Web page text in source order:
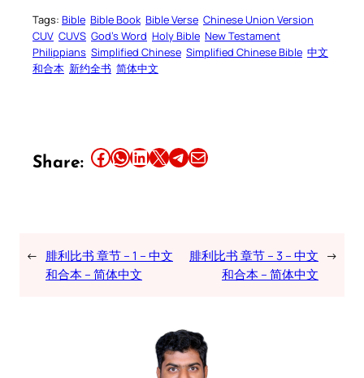
Tags: Bible Bible Book Bible Verse Chinese Union Version
CUV CUVS God’s Word Holy Bible New Testament
Philippians Simplified Chinese Simplified Chinese Bible 中文
和合本 新约全书 简体中文
Share: Share this article on Facebook Share this article on WhatsApp Share this article on LinkedIn Share this article on X Share this article on TelegramEmail this Article
← 腓利比书 章节 – 1 – 中文
和合本 – 简体中文
腓利比书 章节 – 3 – 中文
和合本 – 简体中文
→